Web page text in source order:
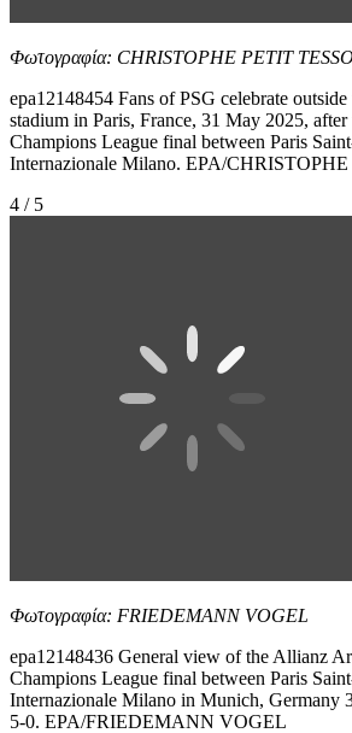
Φωτογραφία: CHRISTOPHE PETIT
epa12148454 Fans of PSG celebrate outside
stadium in Paris, France, 31 May 2025,
Champions League final between Paris
Internazionale Milano. EPA/
4 / 5
Φωτογραφία: FRIEDEMANN VOGEL
epa12148436 General view of the Allianz
Champions League final between Paris
Internazionale Milano in Munich, Germany
5-0. EPA/FRIEDEMANN VOGEL